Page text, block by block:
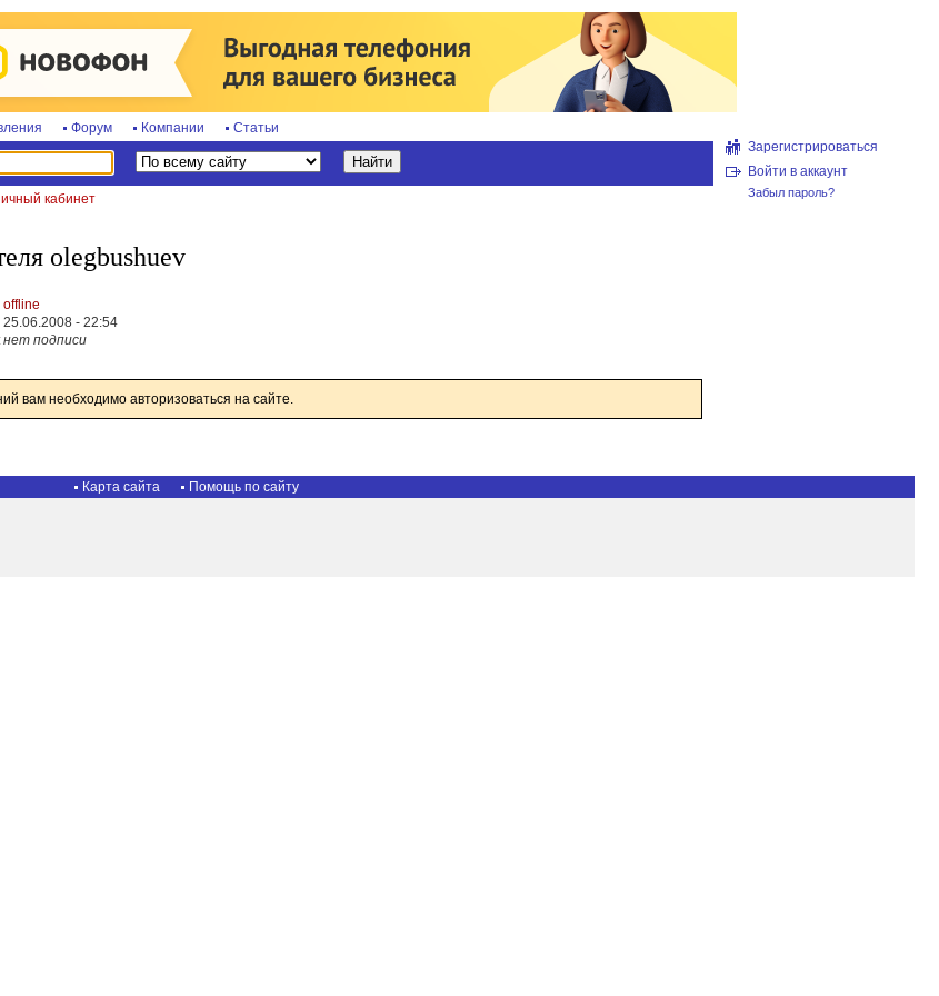
Форум Компании Статьи
кабинет
Зарегистрироваться
Войти в аккаунт
Забыл пароль?
olegbushuev
offline
25.06.2008 - 22:54
нет подписи
вам необходимо авторизоваться на сайте.
Карта сайта Помощь по сайту